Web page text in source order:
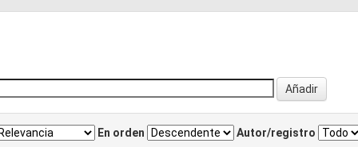
En orden Autor/registro